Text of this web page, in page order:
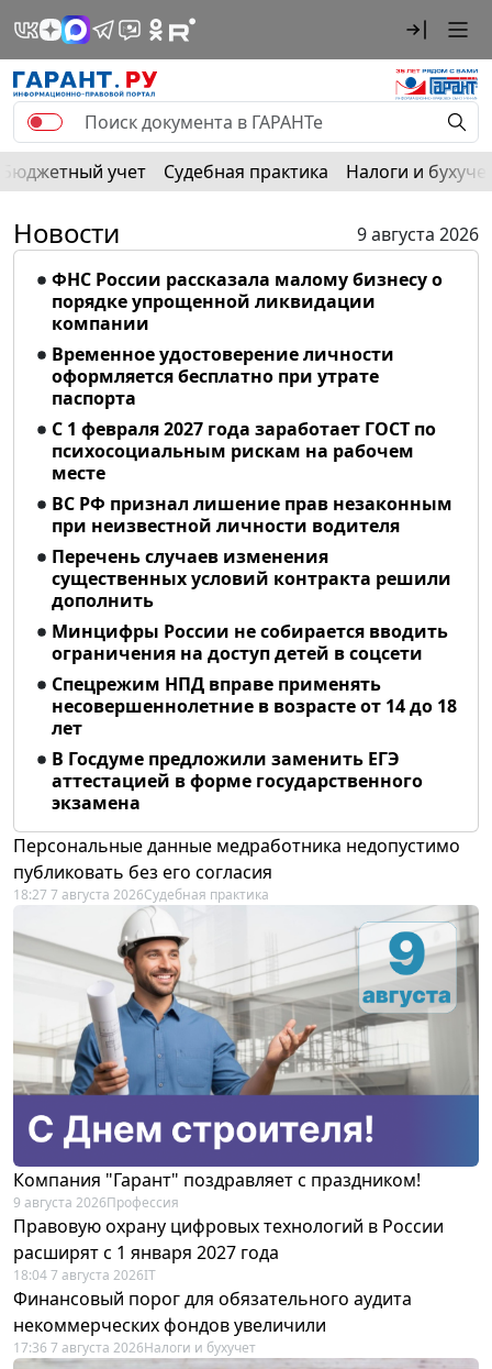
Бюджетный учет Судебная практика Налоги и
Новости
9 августа 2026
ФНС России рассказала малому бизнесу о
порядке упрощенной ликвидации
компании
Временное удостоверение личности
оформляется бесплатно при утрате
паспорта
С 1 февраля 2027 года заработает ГОСТ по
психосоциальным рискам на рабочем
месте
ВС РФ признал лишение прав незаконным
при неизвестной личности водителя
Перечень случаев изменения
существенных условий контракта решили
дополнить
Минцифры России не собирается вводить
ограничения на доступ детей в соцсети
Спецрежим НПД вправе применять
несовершеннолетние в возрасте от 14 до 18
лет
В Госдуме предложили заменить ЕГЭ
аттестацией в форме государственного
экзамена
Персональные данные медработника недопустимо
публиковать без его согласия
18:27 7 августа 2026Судебная практика
Компания "Гарант" поздравляет с праздником!
9 августа 2026Профессия
Правовую охрану цифровых технологий в России
расширят с 1 января 2027 года
18:04 7 августа 2026IT
Финансовый порог для обязательного аудита
некоммерческих фондов увеличили
17:36 7 августа 2026Налоги и бухучет